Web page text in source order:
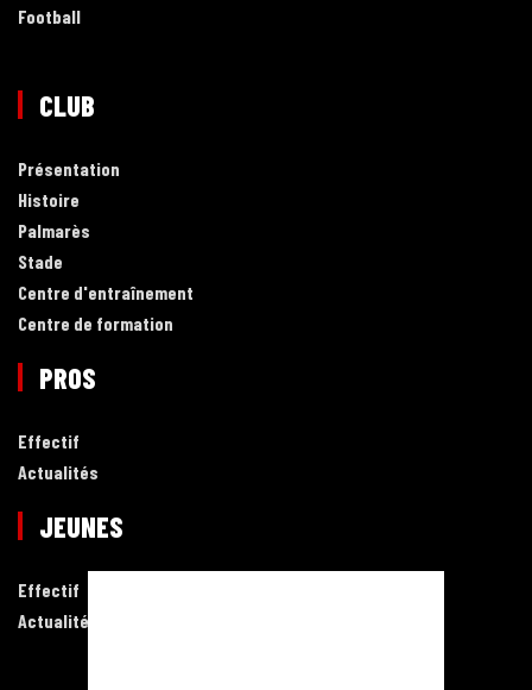
Football
CLUB
Présentation
Histoire
Palmarès
Stade
Centre d'entraînement
Centre de formation
PROS
Effectif
Actualités
JEUNES
Effectif
Actualités